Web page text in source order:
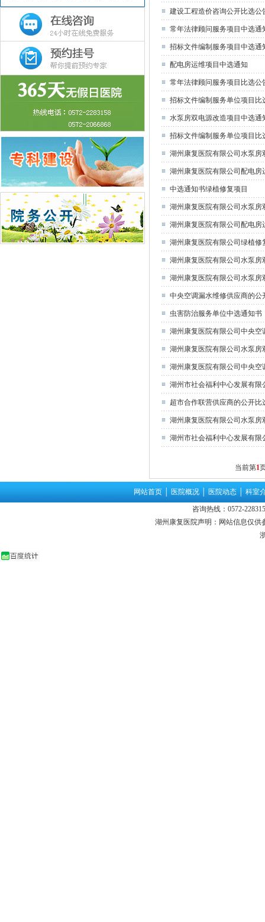
建设工程造价咨询公开比选公
常年法律顾问服务项目中选通
招标文件编制服务项目中选通
配电房运维项目中选通知
常年法律顾问服务项目比选公
招标文件编制服务单位项目比
水泵房双电源改造项目中选通
招标文件编制服务单位项目比
湖州康复医院有限公司水泵
湖州康复医院有限公司配电
中选通知书绿植修复项目
湖州康复医院有限公司水泵
湖州康复医院有限公司配电房
湖州康复医院有限公司绿植修
湖州康复医院有限公司水泵房
湖州康复医院有限公司水泵房
中央空调漏水维修供应商的公
虫害防治服务单位中选通知书
湖州康复医院有限公司中央
湖州康复医院有限公司水泵
湖州康复医院有限公司中央
湖州市社会福利中心发展有
超市合作联营供应商的公开比
湖州康复医院有限公司水泵房
湖州市社会福利中心发展有
当前第1
网站首页│ 医院概况│ 医院动态│ 科室
咨询热线：0572-
湖州康复医院声明：网站信息仅